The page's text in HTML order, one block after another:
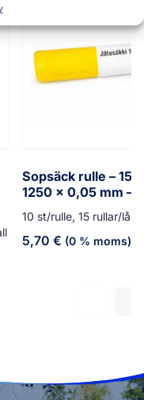
Sopsäck rulle –
1250 x 0,05 mm –
10 st/rulle, 15 rullar/
5,70 € (0 % moms)